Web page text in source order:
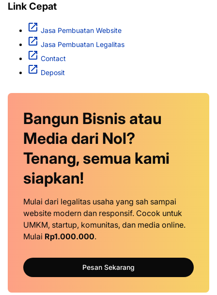
Link Cepat
Jasa Pembuatan Website
Jasa Pembuatan Legalitas
Contact
Deposit
Bangun Bisnis atau
Media dari Nol?
Tenang, semua kami
siapkan!
Mulai dari legalitas usaha yang sah sampai
website modern dan responsif. Cocok untuk
UMKM, startup, komunitas, dan media online.
Mulai Rp1.000.000.
Pesan Sekarang